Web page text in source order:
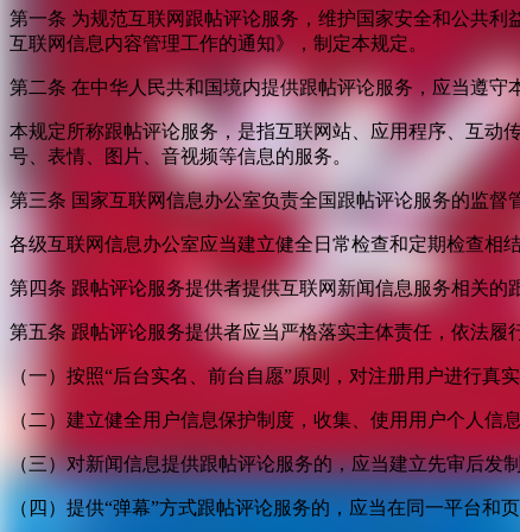
第一条 为规范互联网跟帖评论服务，维护国家安全和公共
互联网信息内容管理工作的通知》，制定本规定。
第二条 在中华人民共和国境内提供跟帖评论服务，应当遵守
本规定所称跟帖评论服务，是指互联网站、应用程序、互动
号、表情、图片、音视频等信息的服务。
第三条 国家互联网信息办公室负责全国跟帖评论服务的监
各级互联网信息办公室应当建立健全日常检查和定期检查相
第四条 跟帖评论服务提供者提供互联网新闻信息服务相关
第五条 跟帖评论服务提供者应当严格落实主体责任，依法履
（一）按照“后台实名、前台自愿”原则，对注册用户进行
（二）建立健全用户信息保护制度，收集、使用用户个人
（三）对新闻信息提供跟帖评论服务的，应当建立先审后发
（四）提供“弹幕”方式跟帖评论服务的，应当在同一平台和